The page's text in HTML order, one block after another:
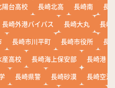
陽台高校 長崎北高 長崎南
長
長崎外港バイパス 長崎大丸
長崎
長崎市川平町 長崎市役所
長
産高校 長崎海上保安部
長崎港
長崎県警 長崎砂漠
長崎空港